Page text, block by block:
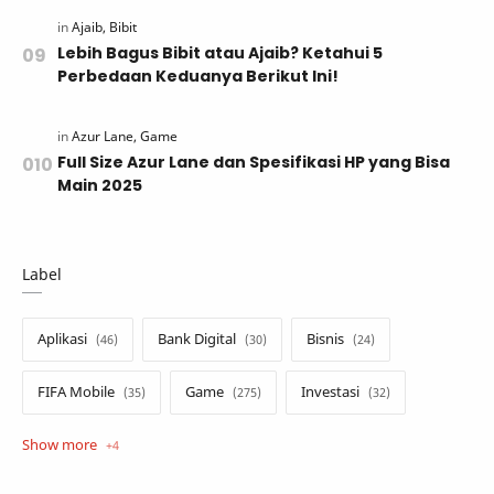
Lebih Bagus Bibit atau Ajaib? Ketahui 5
Perbedaan Keduanya Berikut Ini!
Full Size Azur Lane dan Spesifikasi HP yang Bisa
Main 2025
Label
Aplikasi Bank Digital Bisnis
FIFA Mobile Game Investasi
Opini